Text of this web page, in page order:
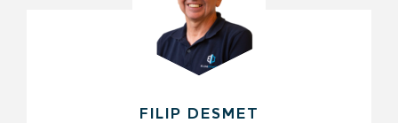
FILIP DESMET